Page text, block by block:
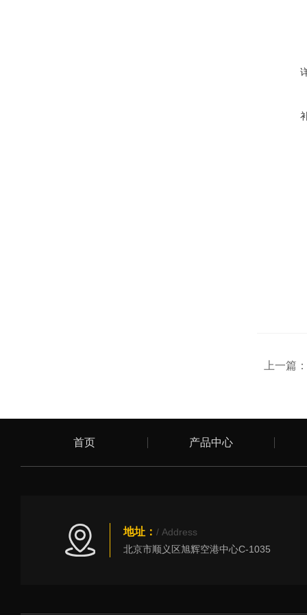
上一篇：
首页 产品中心
地址： / Address
北京市顺义区旭辉空港中心C-1035